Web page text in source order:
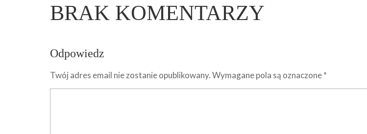
BRAK KOMENTARZY
Odpowiedz
Twój adres email nie zostanie opublikowany.Wymagane pola są oznaczone*